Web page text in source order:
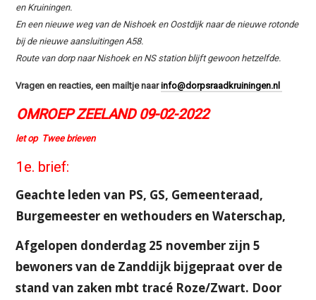
en Kruiningen.
En een nieuwe weg van de Nishoek en Oostdijk naar de nieuwe rotonde
bij de nieuwe aansluitingen A58.
Route van dorp naar Nishoek en NS station blijft gewoon hetzelfde.
Vragen en reacties,een mailtje naarinfo@dorpsraadkruiningen.nl
OMROEP ZEELAND 09-02-2022
let op Twee brieven
1e. brief:
Geachte leden van PS, GS, Gemeenteraad,
Burgemeester en wethouders en Waterschap,
Afgelopen donderdag 25 november zijn 5
bewoners van de Zanddijk bijgepraat over de
stand van zaken mbt tracé Roze/Zwart. Door